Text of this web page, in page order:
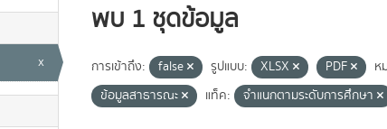
x
พบ 1 ชุดข้อมูล
การเข้าถึง: false รูปแบบ: XLSX PDF
ห
ข้อมูลสาธารณะ
แท็ค: จำแนกตามระดับการศึกษา